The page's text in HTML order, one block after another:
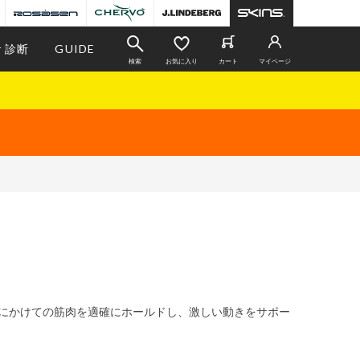
診断 GUIDE
検索 お気に入り カート マイページ
けての筋肉を適確にホールドし、激しい動きをサポー